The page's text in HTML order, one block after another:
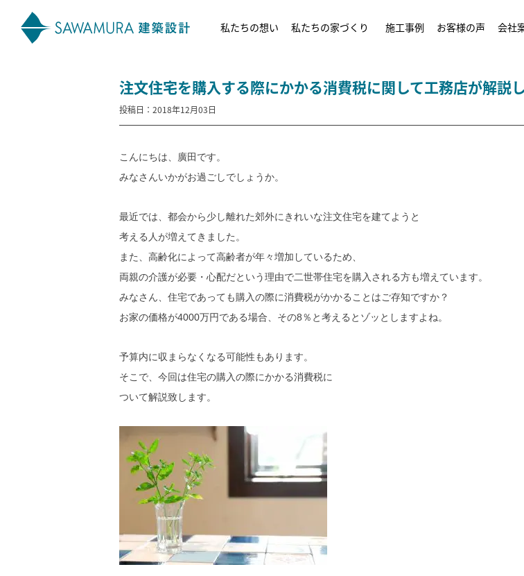
私たちの想い 私たちの家づくり 施工事例 お客様の声 会社
注文住宅を購入する際にかかる消費税に関して工務店が解説
投稿日：2018年12月03日
こんにちは、廣田です。
みなさんいかがお過ごしでしょうか。
最近では、都会から少し離れた郊外にきれいな注文住宅を建てようと
考える人が増えてきました。
また、高齢化によって高齢者が年々増加しているため、
両親の介護が必要・心配だという理由で二世帯住宅を購入される方も増えています。
みなさん、住宅であっても購入の際に消費税がかかることはご存知ですか？
お家の価格が4000万円である場合、その8％と考えるとゾッとしますよね。
予算内に収まらなくなる可能性もあります。
そこで、今回は住宅の購入の際にかかる消費税に
ついて解説致します。